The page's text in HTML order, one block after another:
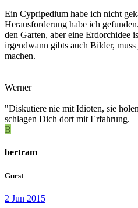
Ein Cypripedium habe ich nicht
Herausforderung habe ich
den Garten, aber eine Erdorchidee
irgendwann gibts auch Bilder,
machen.
Werner
"Diskutiere nie mit Idioten, sie
schlagen Dich dort mit Erfahrung.
B
bertram
Guest
2 Jun 2015